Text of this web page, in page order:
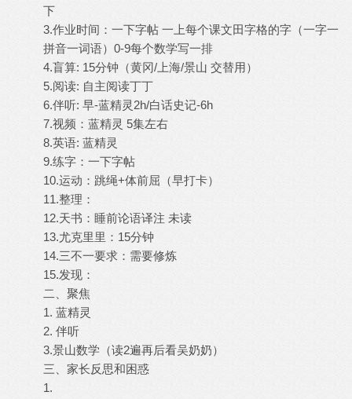
下
3.作业时间：一下字帖 一上每个课文田字格的字（一字一
拼音一词语）0-9每个数学写一排
4.盲算: 15分钟（黄冈/上海/景山 交替用）
5.阅读: 自主阅读丁丁
6.伴听: 早-蓝精灵2h/白话史记-6h
7.视频：蓝精灵 5集左右
8.英语: 蓝精灵
9.练字：一下字帖
10.运动：跳绳+体前屈（早打卡）
11.整理：
12.天书：睡前论语译注 未读
13.尤克里里：15分钟
14.三不一要求：需要修炼
15.发现：
二、聚焦
1. 蓝精灵
2. 伴听
3.景山数学（读2遍再后看吴奶奶）
三、家长反思和困惑
1.